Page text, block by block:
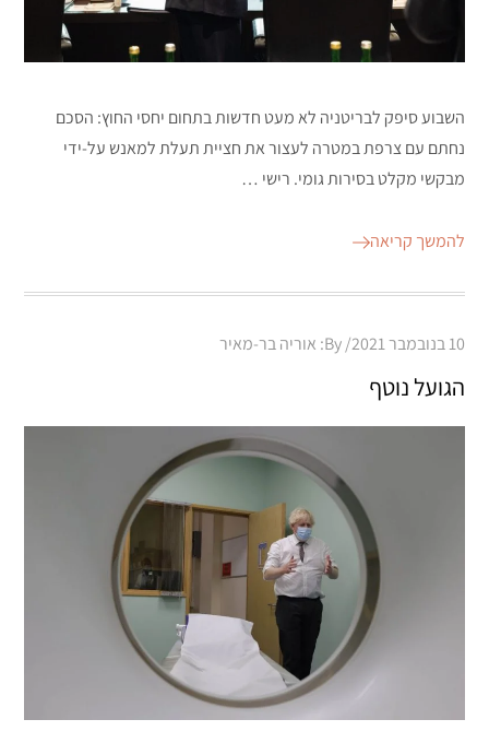
השבוע סיפק לבריטניה לא מעט חדשות בתחום יחסי החוץ: הסכם
נחתם עם צרפת במטרה לעצור את חציית תעלת למאנש על-ידי
מבקשי מקלט בסירות גומי. רישי …
להמשך קריאה
Posted
10 בנובמבר 2021 By: אוריה בר-מאיר
הגועל נוטף